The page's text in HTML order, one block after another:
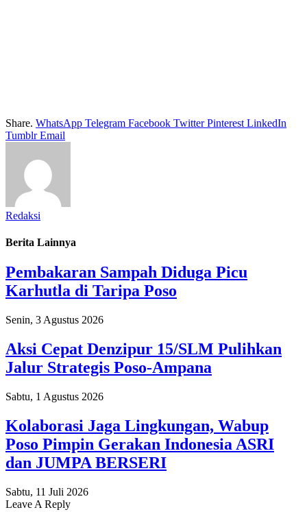
Share. WhatsApp Telegram Facebook Twitter Pinterest LinkedIn
Tumblr Email
Redaksi
Berita Lainnya
Pembakaran Sampah Diduga Picu
Karhutla di Taripa Poso
Senin, 3 Agustus 2026
Aksi Cepat Denzipur 15/SLM Pulihkan
Jalur Strategis Poso-Ampana
Sabtu, 1 Agustus 2026
Kolaborasi Jaga Lingkungan, Wabup
Poso Pimpin Gerakan Indonesia ASRI
dan JUMPA BERSERI
Sabtu, 11 Juli 2026
Leave A Reply